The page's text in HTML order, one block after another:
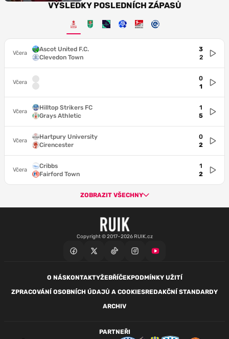
VÝSLEDKY POSLEDNÍCH ZÁPASŮ
Včera
Ascot United F.C.
Clevedon Town
3
2
Včera
0
1
Včera
Hilltop Strikers FC
Grays Athletic
1
5
Včera
Hartpury University
Cirencester
0
2
Včera
Cribbs
Fairford Town
1
2
ZOBRAZIT VŠECHNY
Copyright © 2017–2026 RUIK.cz
O NÁSKONTAKTYŽEBŘÍČEKPODMÍNKY UŽITÍ
ZPRACOVÁNÍ OSOBNÍCH ÚDAJŮ A COOKIESREDAKČNÍ STANDARDY
ARCHIV
PARTNEŘI